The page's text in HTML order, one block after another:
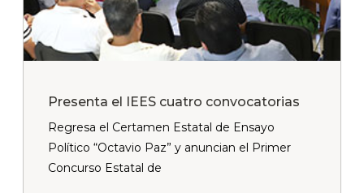
Presenta el IEES cuatro convocatorias
Regresa el Certamen Estatal de Ensayo
Político “Octavio Paz” y anuncian el Primer
Concurso Estatal de